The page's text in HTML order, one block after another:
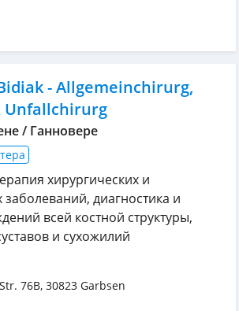
- Allgemeinchirurg,
Unfallchirurg
/ Ганновере
хирургических и
заболеваний, диагностика и
всей костной структуры,
и сухожилий
76B, 30823 Garbsen